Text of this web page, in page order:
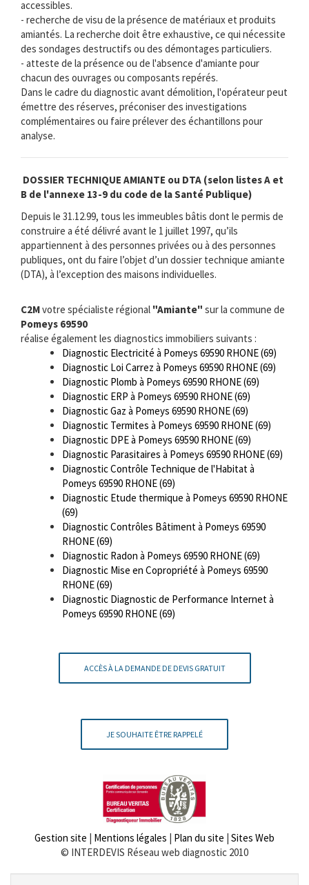
accessibles.
- recherche de visu de la présence de matériaux et produits
amiantés. La recherche doit être exhaustive, ce qui nécessite
des sondages destructifs ou des démontages particuliers.
- atteste de la présence ou de l'absence d'amiante pour
chacun des ouvrages ou composants repérés.
Dans le cadre du diagnostic avant démolition, l'opérateur peut
émettre des réserves, préconiser des investigations
complémentaires ou faire prélever des échantillons pour
analyse.
DOSSIER TECHNIQUE AMIANTE ou DTA (selon listes A et
B de l'annexe 13-9 du code de la Santé Publique)
Depuis le 31.12.99, tous les immeubles bâtis dont le permis de
construire a été délivré avant le 1 juillet 1997, qu’ils
appartiennent à des personnes privées ou à des personnes
publiques, ont du faire l’objet d’un dossier technique amiante
(DTA), à l’exception des maisons individuelles.
C2Mvotre spécialiste régional "Amiante" sur la commune de
Pomeys 69590
réalise également les diagnostics immobiliers suivants :
Diagnostic Electricité à Pomeys 69590 RHONE (69)
Diagnostic Loi Carrez à Pomeys 69590 RHONE (69)
Diagnostic Plomb à Pomeys 69590 RHONE (69)
Diagnostic ERP à Pomeys 69590 RHONE (69)
Diagnostic Gaz à Pomeys 69590 RHONE (69)
Diagnostic Termites à Pomeys 69590 RHONE (69)
Diagnostic DPE à Pomeys 69590 RHONE (69)
Diagnostic Parasitaires à Pomeys 69590 RHONE (69)
Diagnostic Contrôle Technique de l'Habitat à
Pomeys 69590 RHONE (69)
Diagnostic Etude thermique à Pomeys 69590 RHONE
(69)
Diagnostic Contrôles Bâtiment à Pomeys 69590
RHONE (69)
Diagnostic Radon à Pomeys 69590 RHONE (69)
Diagnostic Mise en Copropriété à Pomeys 69590
RHONE (69)
Diagnostic Diagnostic de Performance Internet à
Pomeys 69590 RHONE (69)
ACCÈS À LA DEMANDE DE DEVIS GRATUIT
JE SOUHAITE ÊTRE RAPPELÉ
Gestion site | Mentions légales | Plan du site | Sites Web
© INTERDEVIS Réseau web diagnostic 2010